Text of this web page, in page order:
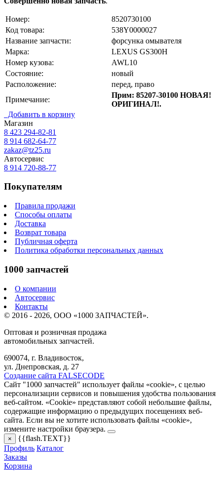
Номер:
8520730100
Код товара:
538Y0000027
Название запчасти:
форсунка омывателя
Марка:
LEXUS GS300H
Номер кузова:
AWL10
Состояние:
новый
Расположение:
перед, право
Примечание:
Прим: 85207-30100 НОВАЯ!
ОРИГИНАЛ!.
Добавить в корзину
Магазин
8 423 294-82-81
8 914 682-64-77
zakaz@tz25.ru
Автосервис
8 914 720-88-77
Покупателям
Правила продажи
Способы оплаты
Доставка
Возврат товара
Публичная оферта
Политика обработки персональных данных
1000 запчастей
О компании
Автосервис
Контакты
© 2016 - 2026, ООО «1000 ЗАПЧАСТЕЙ».
Оптовая и розничная продажа
автомобильных запчастей.
690074, г. Владивосток,
ул. Днепровская, д. 27
Создание сайта FALSECODE
Сайт "1000 запчастей" использует файлы «cookie», с целью
персонализации сервисов и повышения удобства пользования
веб-сайтом. «Cookie» представляют собой небольшие файлы,
содержащие информацию о предыдущих посещениях веб-
сайта. Если вы не хотите использовать файлы «cookie»,
измените настройки браузера.
×
{{flash.TEXT}}
Профиль Каталог
Заказы
Корзина